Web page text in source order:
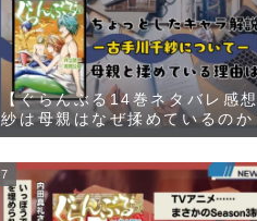
【ぐらんぶる14巻ネタバレ感
紗は母親はなぜ揉めているの
の理由が明かされる